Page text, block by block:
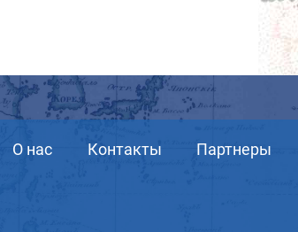
О нас Контакты Партнеры